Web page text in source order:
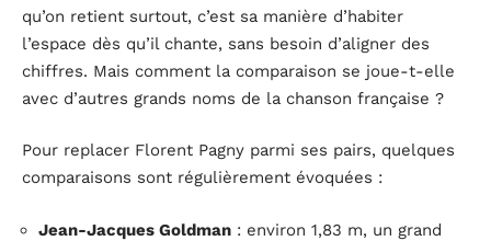
qu’on retient surtout, c’est sa manière d’habiter
l’espace dès qu’il chante, sans besoin d’aligner des
chiffres. Mais comment la comparaison se joue-t-elle
avec d’autres grands noms de la chanson française ?
Pour replacer Florent Pagny parmi ses pairs, quelques
comparaisons sont régulièrement évoquées :
Jean-Jacques Goldman : environ 1,83 m, un grand